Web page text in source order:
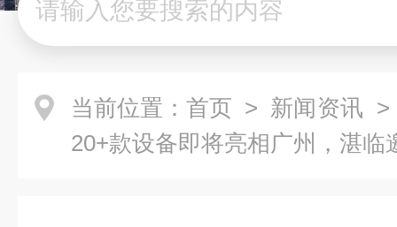
当前位置： 首页 > 新闻资讯 >
20+款设备即将亮相广州，湛临